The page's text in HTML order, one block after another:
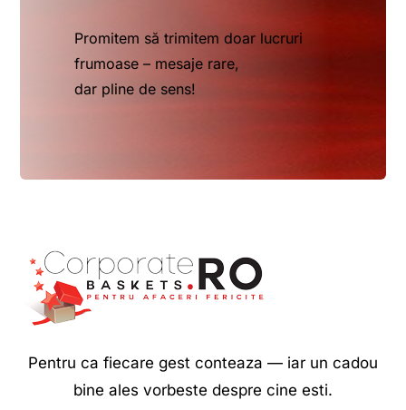
Promitem să trimitem doar lucruri
frumoase – mesaje rare,
dar pline de sens!
Pentru ca fiecare gest conteaza — iar un cadou
bine ales vorbeste despre cine esti.